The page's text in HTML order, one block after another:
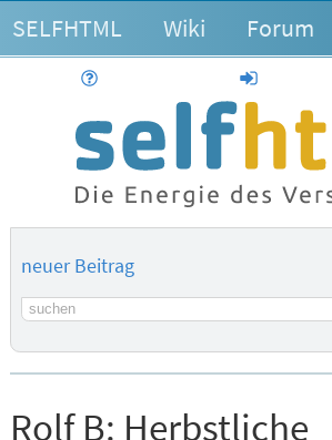
SELFHTML Wiki Forum
anmelden
neuer Beitrag
Suchbegriff
Rolf B: Herbstliche